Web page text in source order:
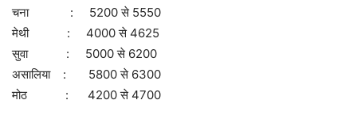
चना : 5200 से 5550
मेथी : 4000 से 4625
सुवा : 5000 से 6200
असालिया : 5800 से 6300
मोठ : 4200 से 4700